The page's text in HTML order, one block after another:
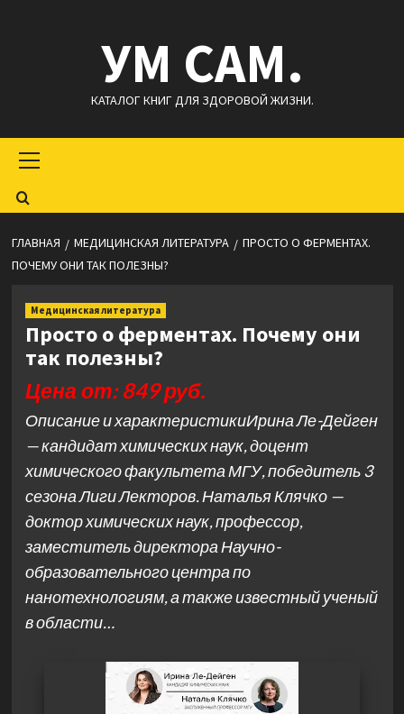
УМ САМ.
КАТАЛОГ КНИГ ДЛЯ ЗДОРОВОЙ ЖИЗНИ.
меню
ГЛАВНАЯ МЕДИЦИНСКАЯ ЛИТЕРАТУРА
ПРОСТО О ФЕРМЕНТАХ.
ПОЧЕМУ ОНИ ТАК ПОЛЕЗНЫ?
Медицинская литература
Просто о ферментах. Почему они
так полезны?
Цена от: 849 руб.
Описание и характеристикиИрина Ле-Дейген
— кандидат химических наук, доцент
химического факультета МГУ, победитель 3
сезона Лиги Лекторов. Наталья Клячко —
доктор химических наук, профессор,
заместитель директора Научно-
образовательного центра по
нанотехнологиям, а также известный ученый
в области…